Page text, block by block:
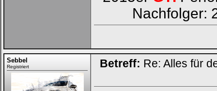
Nachfolger:
Sebbel
Registriert Betreff: Re: Alles für